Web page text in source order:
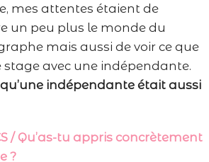
mes attentes étaient de
un peu plus le monde du
mais aussi de voir ce que
stage avec une indépendante.
indépendante était aussi
/ Qu’as-tu appris concrètement
?